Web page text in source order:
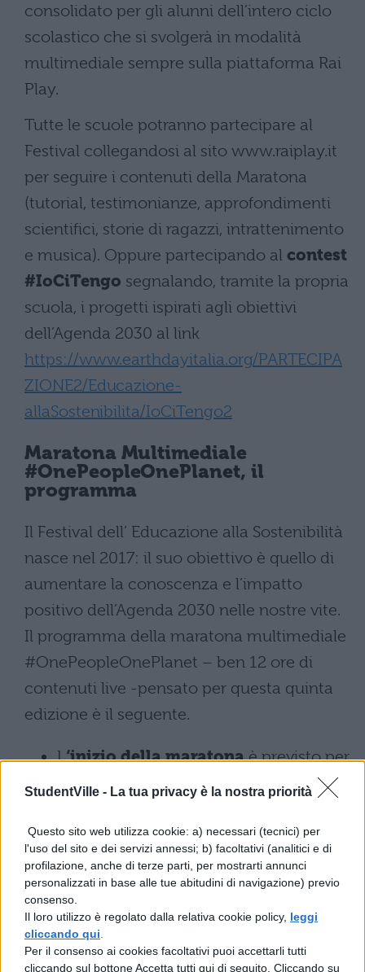
StudentVille - La tua privacy è la nostra priorità
Questo sito web utilizza cookie: a) necessari (tecnici) per
l'uso del sito e dei servizi annessi; b) facoltativi (analitici e di
profilazione, anche di terze parti, per mostrarti annunci
personalizzati in base alle tue abitudini di navigazione) previo
consenso.
Il loro utilizzo è regolato dalla relativa cookie policy, leggi
cliccando qui
Per il consenso ai cookies facoltativi puoi accettarli tutti
cliccando sul bottone Accetta tutti qui di seguito. Cliccando su
consolidato per gli alunni dell’intero ciclo
scolastico che si svolgerà in modalità
multimediale sempre sulla piattaforma Rai
Play.
Tutte le scuole potranno partecipare al
Festival collegandosi al sito www.raiplay.it
per seguire i contenuti della Maratona
(tutorial, testimonianze, approfondimenti
scientifici, storie di ragazzi, intrattenimento
e musica). Oppure partecipando al contest
#IoCiTengo segnalando, tramite la propria
scuola, i progetti ispirati agli obiettivi
dell’Agenda 2030 al link
https://www.earthdayitalia.org/PARTECIPA
ZIONE2/Educazione-
allaSostenibilita/IoCiTengo2
Maratona Multimediale
#OnePeopleOnePlanet, il
programma
Il Festival dell’ Educazione alla Sostenibilità
nasce nel 2017: il suo obiettivo è quello di
aumentare la conoscenza e l’impatto
positivo dell’Agenda 2030 nelle nostre vite.
Il programma della maratona multimediale
#OnePeopleOnePlanet – ben 12 ore di
contenuti live -pensato per questa quinta
edizione è il seguente.
L‘inizio della maratonaè previsto per
le 7.30 per le scuole dell’infanzia e le
Dalle 8.00 alle 9.15 “I bambini
salveranno il mondo” storie di scuole e
bambini, fiabe, magie e canzoni per la
Terra, educazione ambientale per i più
piccoli. In collegamento Silvia Artuso e